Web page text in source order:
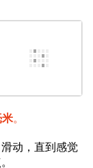
。
动，直到感觉